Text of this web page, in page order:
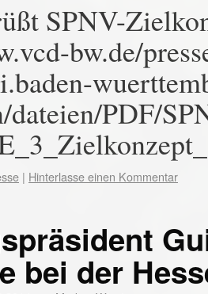
SPNV-
bw.de/
PDF/
| Hinterlasse einen Kommentar
bei der